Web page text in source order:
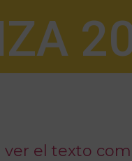
ver el texto